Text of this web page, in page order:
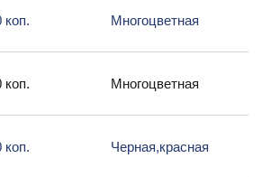
коп. Многоцветная
коп. Многоцветная
коп. Черная,красная